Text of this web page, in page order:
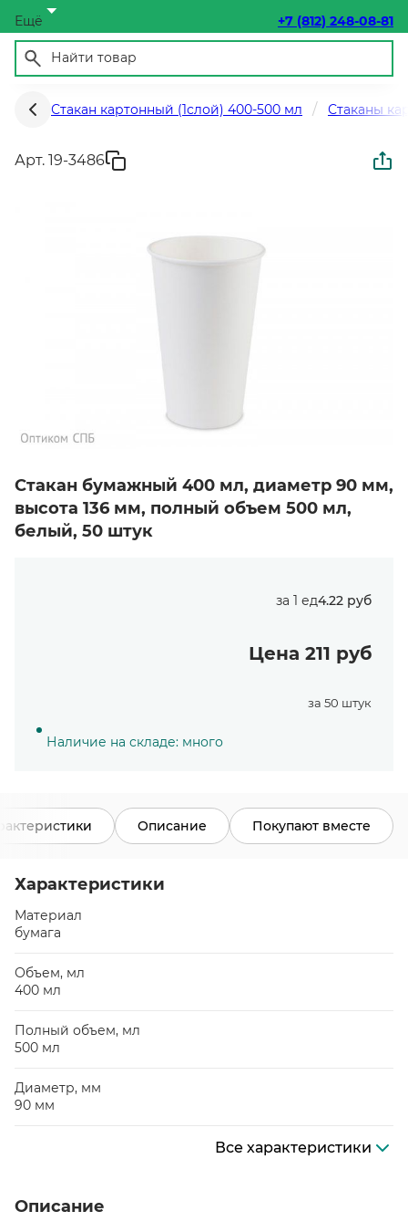
Ещё +7 (812) 248-08-81
Стакан картонный (1слой) 400-500 мл Стаканы
Арт. 19-3486
Стакан бумажный 400 мл, диаметр 90 мм,
высота 136 мм, полный объем 500 мл,
белый, 50 штук
за 1 ед4.22 руб
Цена 211 руб
за 50 штук
Наличие на складе: много
Описание Покупают вместе
Характеристики
Материал
бумага
Объем, мл
400 мл
Полный объем, мл
500 мл
Диаметр, мм
90 мм
Все характеристики
Описание